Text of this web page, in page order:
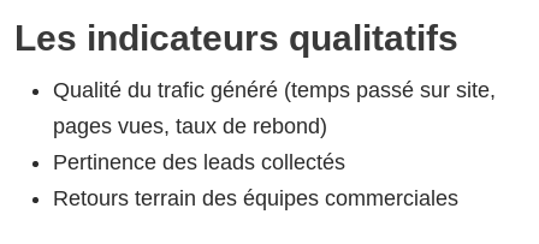
Les indicateurs qualitatifs
Qualité du trafic généré (temps passé sur site,
pages vues, taux de rebond)
Pertinence des leads collectés
Retours terrain des équipes commerciales